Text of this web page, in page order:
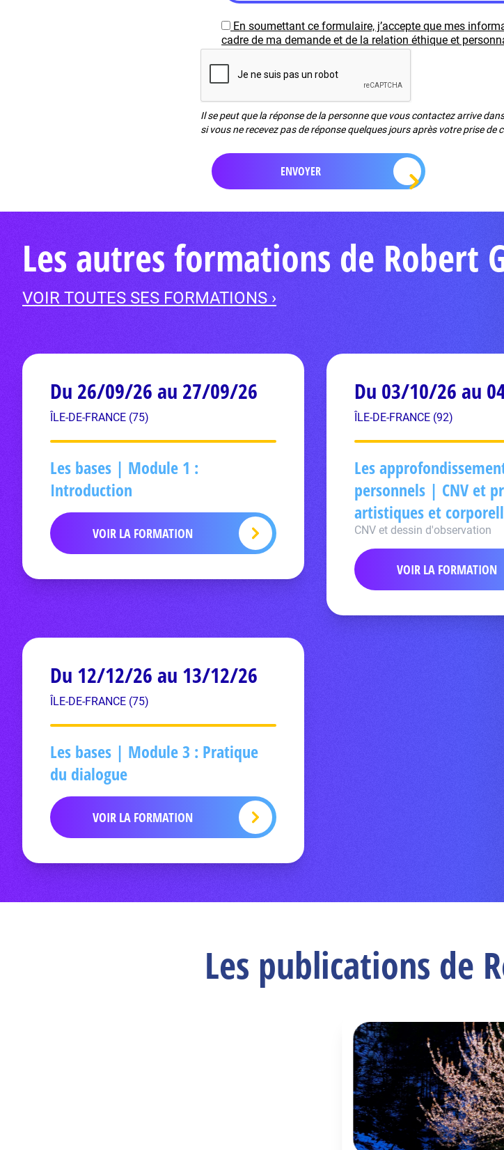
En soumettant ce formulaire, j’accepte que mes
cadre de ma demande et de la relation éthique et
Il se peut que la réponse de la personne que vous contactez arrive
si vous ne recevez pas de réponse quelques jours après votre prise de
Les autres formations de Robert
VOIR TOUTES SES FORMATIONS ›
Du 26/09/26 au 27/09/26
ÎLE-DE-FRANCE (75)
Les bases | Module 1 :
Introduction
VOIR LA FORMATION
Du 03/10/26 au
ÎLE-DE-FRANCE (92)
Les
personnels | CNV et
artistiques et
CNV et dessin d'observation
VOIR LA FORMATION
Du 12/12/26 au 13/12/26
ÎLE-DE-FRANCE (75)
Les bases | Module 3 : Pratique
du dialogue
VOIR LA FORMATION
Les publications de